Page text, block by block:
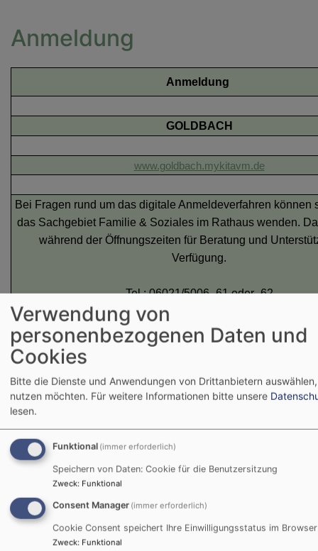
Anmeldung
Anmeldung
GOLDBACH
www.goldbach.mykitavm.de
Bei Fragen rund um das digitale Anmeldeverfahren können
das Sachgebiet Familie & Soziales im Rathaus wenden.
während der Öffnungszeiten für Beratung und
Verfügung.
Tel.: 06021/5006 -61 oder -62
E-Mail:familie.soziales@markt-goldbach.de
Weitere Informationen erhalten Sie hier:
info_text_online_anmeldetool_goldbach.pdf
Anmeldung
Verwendung von
personenbezogenen Daten und
Cookies
Bitte die Dienste und Anwendungen von Drittanbietern
nutzen möchten. Für weitere Informationen bitte unsere
lesen.
Funktional (immer erforderlich)
Speichern von Daten: Cookie für die Benutzersitzung
Zweck: Funktional
Consent Manager (immer erforderlich)
Cookie Consent speichert Ihre Einwilligungsstatus im Browser
Zweck: Funktional